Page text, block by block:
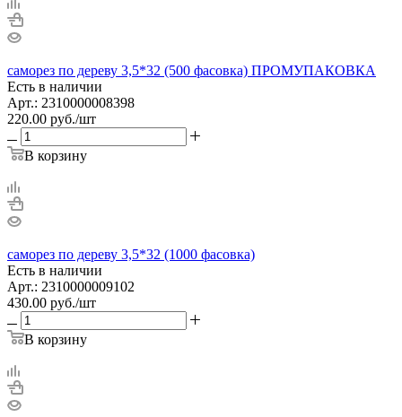
саморез по дереву 3,5*32 (500 фасовка) ПРОМУПАКОВКА
Есть в наличии
Арт.: 2310000008398
220.00 руб./шт
В корзину
саморез по дереву 3,5*32 (1000 фасовка)
Есть в наличии
Арт.: 2310000009102
430.00 руб./шт
В корзину